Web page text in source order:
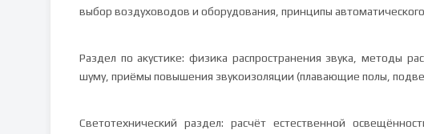
выбор воздуховодов и оборудования, принципы
Раздел по акустике: физика распространения звука, методы
шуму, приёмы повышения звукоизоляции (плавающие полы,
Светотехнический раздел: расчёт естественной